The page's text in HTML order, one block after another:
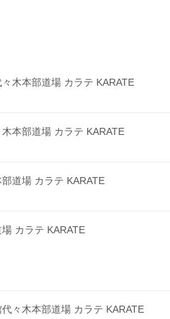
木本部道場 カラテ KARATE
本部道場 カラテ KARATE
道場 カラテ KARATE
カラテ KARATE
々木本部道場 カラテ KARATE